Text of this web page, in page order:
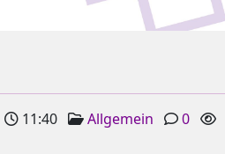
11:40 Allgemein
0